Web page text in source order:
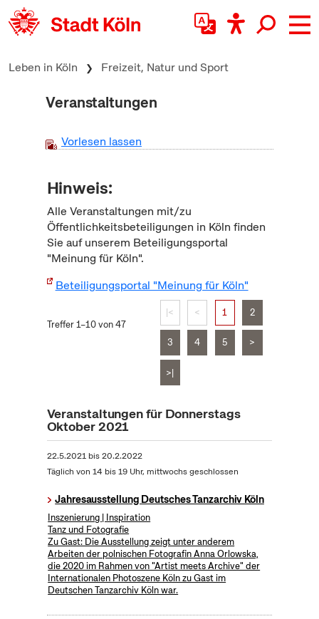
zum Inhalt springen
Leben in Köln Freizeit, Natur und Sport
Veranstaltungen
Vorlesen lassen
Hinweis:
Alle Veranstaltungen mit/zu
Öffentlichkeitsbeteiligungen in Köln finden
Sie auf unserem Beteiligungsportal
"Meinung für Köln".
Beteiligungsportal "Meinung für Köln"
Treffer 1–10 von 47
|< < 1 2
3 4 5 >
>|
Veranstaltungen für Donnerstags
Oktober 2021
22.5.2021bis20.2.2022
Täglich von 14 bis 19 Uhr, mittwochs geschlossen
Jahresausstellung Deutsches Tanzarchiv Köln
Inszenierung | Inspiration
Tanz und Fotografie
Zu Gast: Die Ausstellung zeigt unter anderem
Arbeiten der polnischen Fotografin Anna Orlowska,
die 2020 im Rahmen von "Artist meets Archive" der
Internationalen Photoszene Köln zu Gast im
Deutschen Tanzarchiv Köln war.